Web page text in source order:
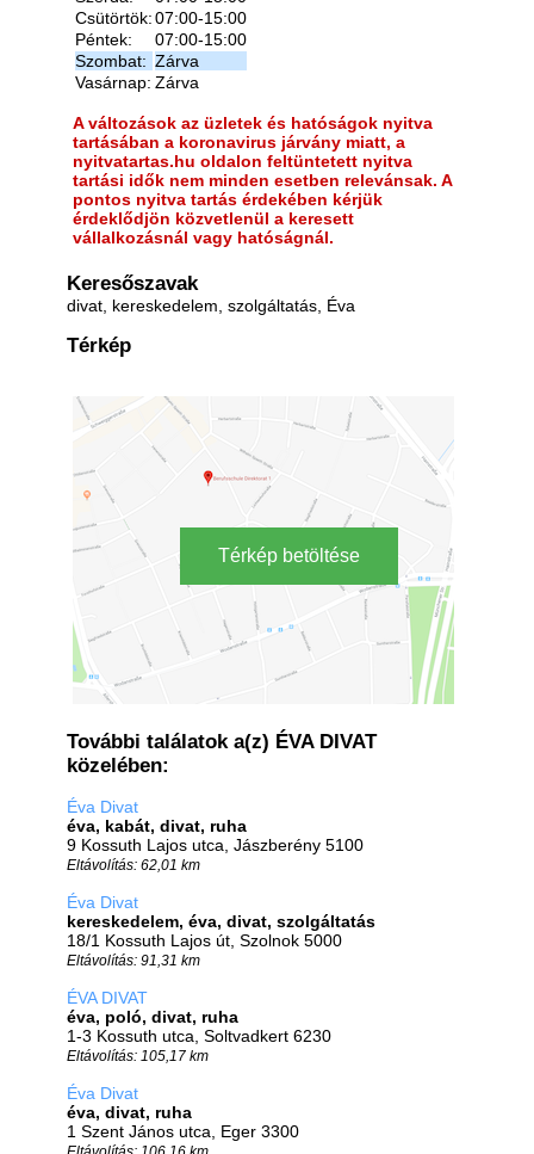
Csütörtök:07:00-15:00
Péntek:
07:00-15:00
Szombat: Zárva
Vasárnap: Zárva
A változások az üzletek és hatóságok nyitva
tartásában a koronavirus járvány miatt, a
nyitvatartas.hu oldalon feltüntetett nyitva
tartási idők nem minden esetben relevánsak. A
pontos nyitva tartás érdekében kérjük
érdeklődjön közvetlenül a keresett
vállalkozásnál vagy hatóságnál.
Keresőszavak
divat, kereskedelem, szolgáltatás, Éva
Térkép
Térkép betöltése
További találatok a(z) ÉVA DIVAT
közelében:
Éva Divat
éva, kabát, divat, ruha
9 Kossuth Lajos utca, Jászberény 5100
Eltávolítás: 62,01 km
Éva Divat
kereskedelem, éva, divat, szolgáltatás
18/1 Kossuth Lajos út, Szolnok 5000
Eltávolítás: 91,31 km
ÉVA DIVAT
éva, poló, divat, ruha
1-3 Kossuth utca, Soltvadkert 6230
Eltávolítás: 105,17 km
Éva Divat
éva, divat, ruha
1 Szent János utca, Eger 3300